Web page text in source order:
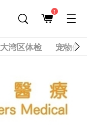
1
大湾区体检 宠物健